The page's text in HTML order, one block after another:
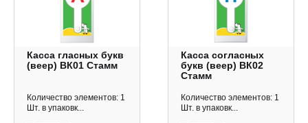
Касса гласных букв
(веер) ВК01 Стамм
Количество элементов: 1
Шт. в упаковк...
Касса согласных
букв (веер) ВК02
Стамм
Количество элементов: 1
Шт. в упаковк...